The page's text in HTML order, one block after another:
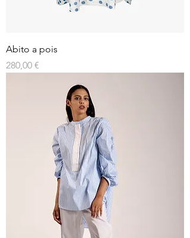
Abito a pois
Prezzo
280,00 €